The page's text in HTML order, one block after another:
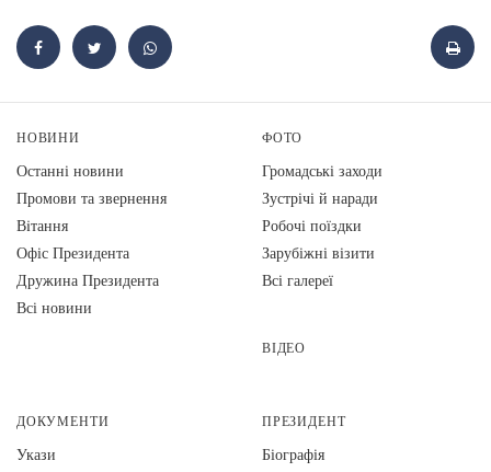
НОВИНИ
Останні новини
Промови та звернення
Вiтання
Офіс Президента
Дружина Президента
Всі новини
ФОТО
Громадські заходи
Зустрічі й наради
Робочі поїздки
Зарубіжні візити
Всі галереї
ВІДЕО
ДОКУМЕНТИ
Укази
ПРЕЗИДЕНТ
Біографія